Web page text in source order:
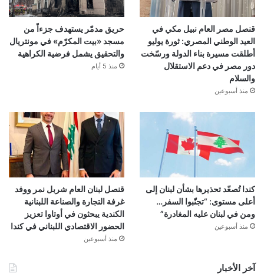
قنصل مصر العام نبيل مكي في
العيد الوطني المصري: ثورة يوليو
أطلقت مسيرة بناء الدولة ورسّخت
دور مصر في دعم الاستقلال
والسلام
منذ أسبوعين
حريق مدمّر يستهدف جزءاً من
مسجد «بيت المكرّم» في مونتريال
والتحقيق يشمل فرضية الكراهية
منذ 5 أيام
كندا تُصعّد تحذيرها بشأن لبنان إلى
أعلى مستوى: “تجنّبوا السفر…
ومن في لبنان عليه المغادرة”
منذ أسبوعين
قنصل لبنان العام شربل نمر ووفد
غرفة التجارة والصناعة اللبنانية
الكندية يبحثون في أوتاوا تعزيز
الحضور الاقتصادي اللبناني في كندا
منذ أسبوعين
آخر الأخبار